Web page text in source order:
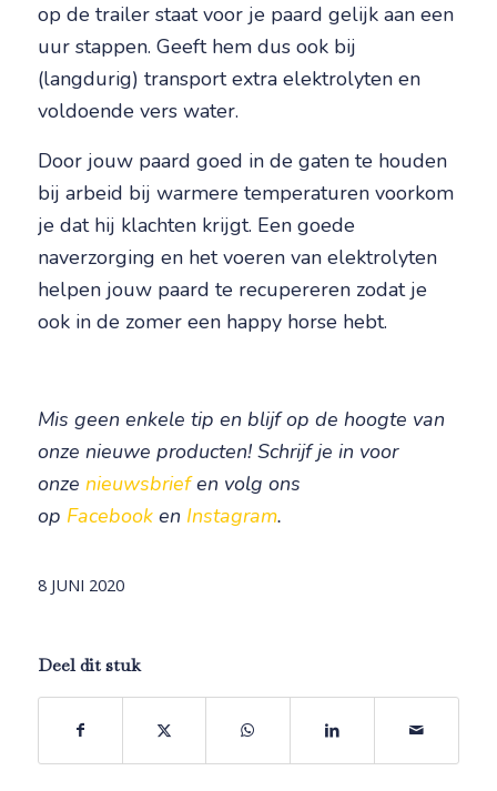
op de trailer staat voor je paard gelijk aan een
uur stappen. Geeft hem dus ook bij
(langdurig) transport extra elektrolyten en
voldoende vers water.
Door jouw paard goed in de gaten te houden
bij arbeid bij warmere temperaturen voorkom
je dat hij klachten krijgt. Een goede
naverzorging en het voeren van elektrolyten
helpen jouw paard te recupereren zodat je
ook in de zomer een happy horse hebt.
Mis geen enkele tip en blijf op de hoogte van
onze nieuwe producten! Schrijf je in voor
onze nieuwsbrief en volg ons
op Facebooken Instagram.
8 JUNI 2020
Deel dit stuk